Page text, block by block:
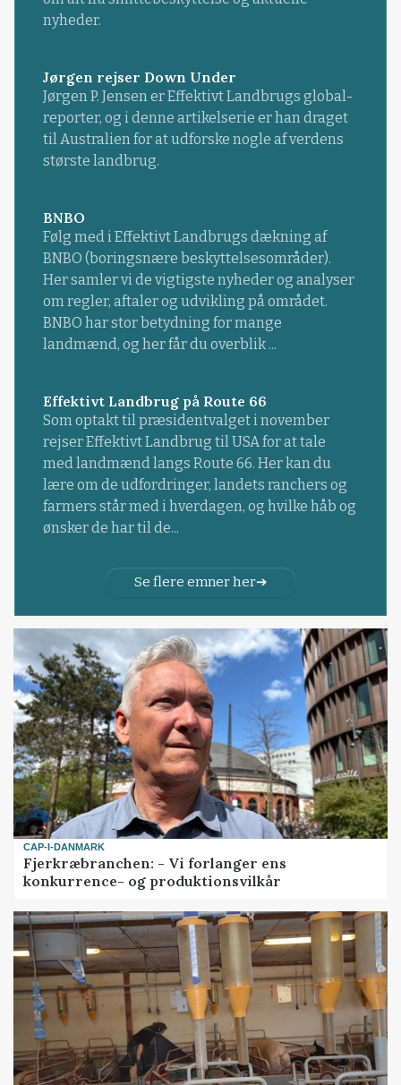
nyheder.
Jørgen rejser Down Under
Jørgen P. Jensen er Effektivt Landbrugs global-
reporter, og i denne artikelserie er han draget
til Australien for at udforske nogle af verdens
største landbrug.
BNBO
Følg med i Effektivt Landbrugs dækning af
BNBO (boringsnære beskyttelsesområder).
Her samler vi de vigtigste nyheder og analyser
om regler, aftaler og udvikling på området.
BNBO har stor betydning for mange
landmænd, og her får du overblik ...
Effektivt Landbrug på Route 66
Som optakt til præsidentvalget i november
rejser Effektivt Landbrug til USA for at tale
med landmænd langs Route 66. Her kan du
lære om de udfordringer, landets ranchers og
farmers står med i hverdagen, og hvilke håb og
ønsker de har til de...
Se flere emner her
CAP-I-DANMARK
Fjerkræbranchen: - Vi forlanger ens
konkurrence- og produktionsvilkår